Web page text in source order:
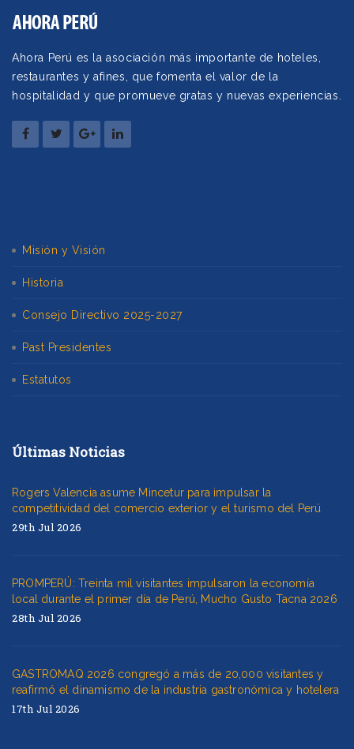
Ahora Perú es la asociación más importante de hoteles,
restaurantes y afines, que fomenta el valor de la
hospitalidad y que promueve gratas y nuevas experiencias.
Misión y Visión
Historia
Consejo Directivo 2025-2027
Past Presidentes
Estatutos
Últimas Noticias
Rogers Valencia asume Mincetur para impulsar la
competitividad del comercio exterior y el turismo del Perú
29th Jul 2026
PROMPERÚ: Treinta mil visitantes impulsaron la economía
local durante el primer día de Perú, Mucho Gusto Tacna 2026
28th Jul 2026
GASTROMAQ 2026 congregó a más de 20,000 visitantes y
reafirmó el dinamismo de la industria gastronómica y hotelera
17th Jul 2026